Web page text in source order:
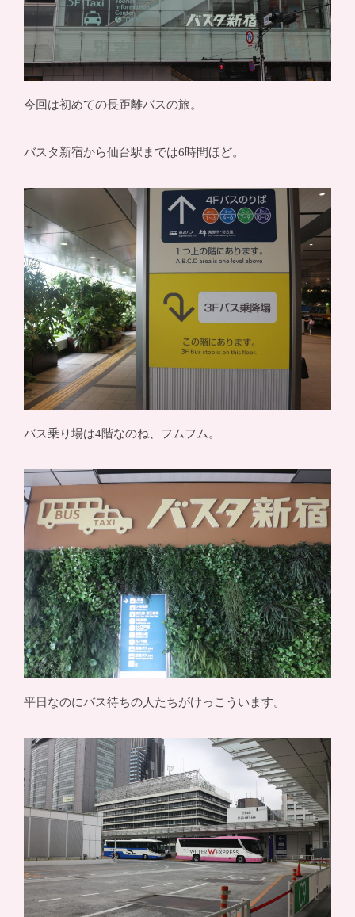
今回は初めての長距離バスの旅。
バスタ新宿から仙台駅までは6時間ほど。
バス乗り場は4階なのね、フムフム。
平日なのにバス待ちの人たちがけっこういます。